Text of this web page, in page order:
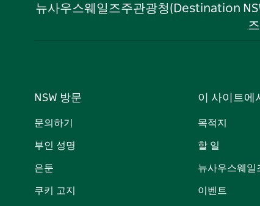
뉴사우스웨일즈주관광청(Destination
NSW 방문
문의하기
부인 성명
은둔
쿠키 고지
이 사이트에
목적지
할 일
뉴사우스웨일
이벤트